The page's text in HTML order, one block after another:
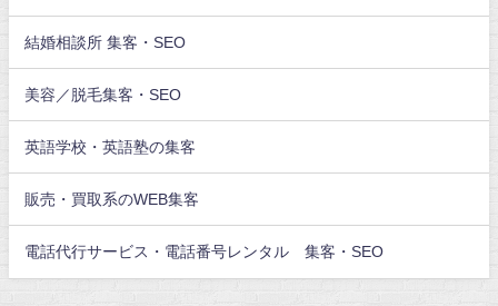
結婚相談所 集客・SEO
美容／脱毛集客・SEO
英語学校・英語塾の集客
販売・買取系のWEB集客
電話代行サービス・電話番号レンタル 集客・SEO